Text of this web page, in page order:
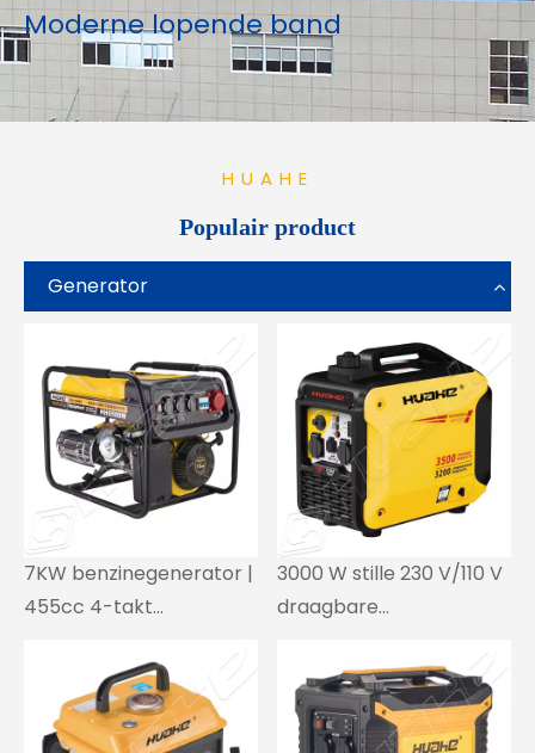
Moderne lopende band
HUAHE
Populair product
Generator
7KW benzinegenerator |
455cc 4-takt
OEM/ODM beschikbaar
3000 W stille 230 V/110 V
draagbare
ultralicht 20,5
kg/terugslagstart